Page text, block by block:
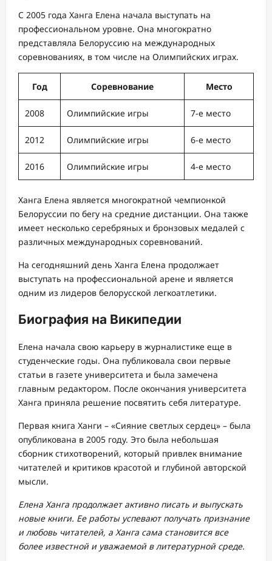
С 2005 года Ханга Елена начала выступать на
профессиональном уровне. Она многократно
представляла Белоруссию на международных
соревнованиях, в том числе на Олимпийских играх.
Год Соревнование Место
2008 Олимпийские игры 7-е место
2012 Олимпийские игры 6-е место
2016 Олимпийские игры 4-е место
Ханга Елена является многократной чемпионкой
Белоруссии по бегу на средние дистанции. Она также
имеет несколько серебряных и бронзовых медалей с
различных международных соревнований.
На сегодняшний день Ханга Елена продолжает
выступать на профессиональной арене и является
одним из лидеров белорусской легкоатлетики.
Биография на Википедии
Елена начала свою карьеру в журналистике еще в
студенческие годы. Она публиковала свои первые
статьи в газете университета и была замечена
главным редактором. После окончания университета
Ханга приняла решение посвятить себя литературе.
Первая книга Ханги – «Сияние светлых сердец» – была
опубликована в 2005 году. Это была небольшая
сборник стихотворений, который привлек внимание
читателей и критиков красотой и глубиной авторской
мысли.
Елена Ханга продолжает активно писать и выпускать
новые книги. Ее работы успевают получать признание
и любовь читателей, а Ханга сама становится все
более известной и уважаемой в литературной среде.